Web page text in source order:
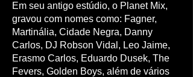
Em seu antigo estúdio, o Planet Mix,
gravou com nomes como: Fagner,
Martinália, Cidade Negra, Danny
Carlos, DJ Robson Vidal, Leo Jaime,
Erasmo Carlos, Eduardo Dusek, The
Fevers, Golden Boys, além de vários